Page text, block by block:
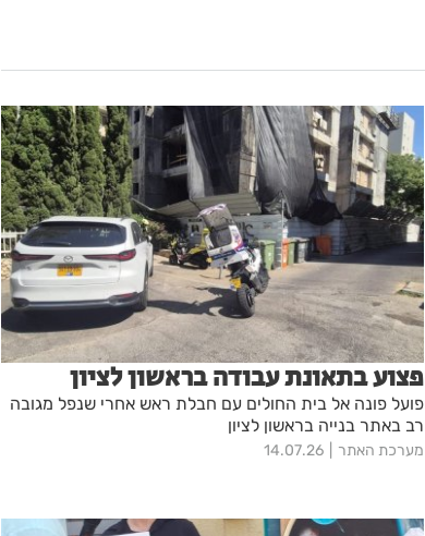
פצוע בתאונת עבודה בראשון לציון
פועל פונה אל בית החולים עם חבלת ראש אחרי שנפל מגובה
רב באתר בנייה בראשון לציון
מערכת האתר 14.07.26